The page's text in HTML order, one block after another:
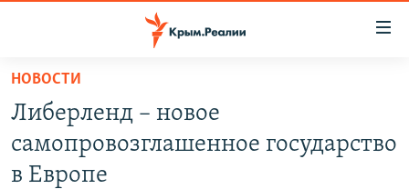
Вернуться
основному
содержанию
Вернутся
НОВОСТИ
СПЕЦПРОЕКТЫ
ГРУЗ 200
ВОДА
НОВОСТИ
Либерленд – новое
самопровозглашенное государство
в Европе